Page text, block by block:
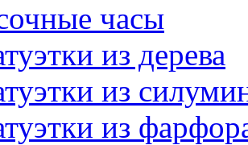
часы
из дерева
из
из